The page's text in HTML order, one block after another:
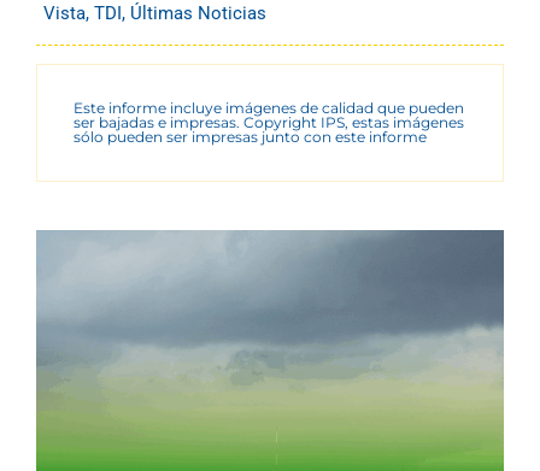
Vista, TDI, Últimas Noticias
Este informe incluye imágenes de calidad que pueden
ser bajadas e impresas. Copyright IPS, estas imágenes
sólo pueden ser impresas junto con este informe